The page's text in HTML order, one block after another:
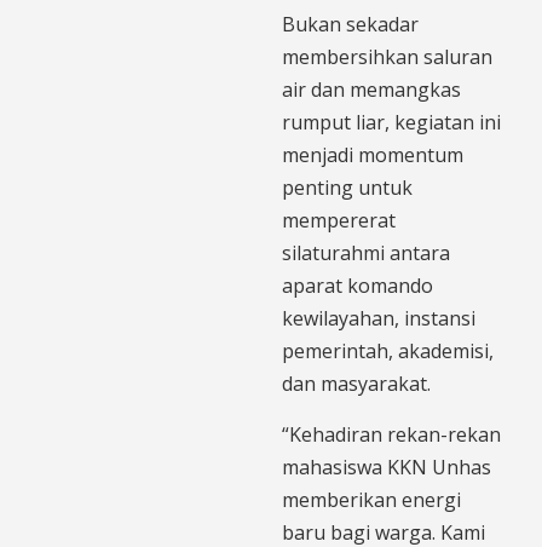
Bukan sekadar
membersihkan saluran
air dan memangkas
rumput liar, kegiatan ini
menjadi momentum
penting untuk
mempererat
silaturahmi antara
aparat komando
kewilayahan, instansi
pemerintah, akademisi,
dan masyarakat.
“Kehadiran rekan-rekan
mahasiswa KKN Unhas
memberikan energi
baru bagi warga. Kami